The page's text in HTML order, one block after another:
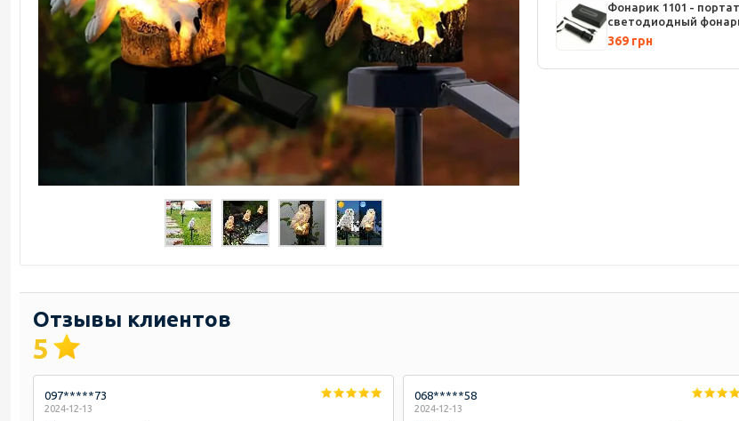
Фонарик 1101 -
светодиодный
аккумулятором и
самозащиты
369 грн
Отзывы клиентов
5
097*****73
2024-12-13
068*****58
2024-12-13